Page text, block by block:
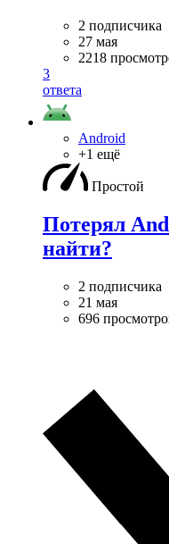
2 подписчика
27 мая
2218
3
ответа
Android
+1 ещё
Простой
Потерял
найти?
2 подписчика
21 мая
696